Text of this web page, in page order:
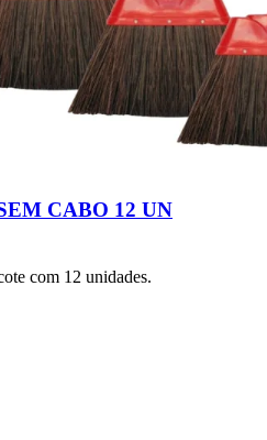
CABO 12 UN
com 12 unidades.